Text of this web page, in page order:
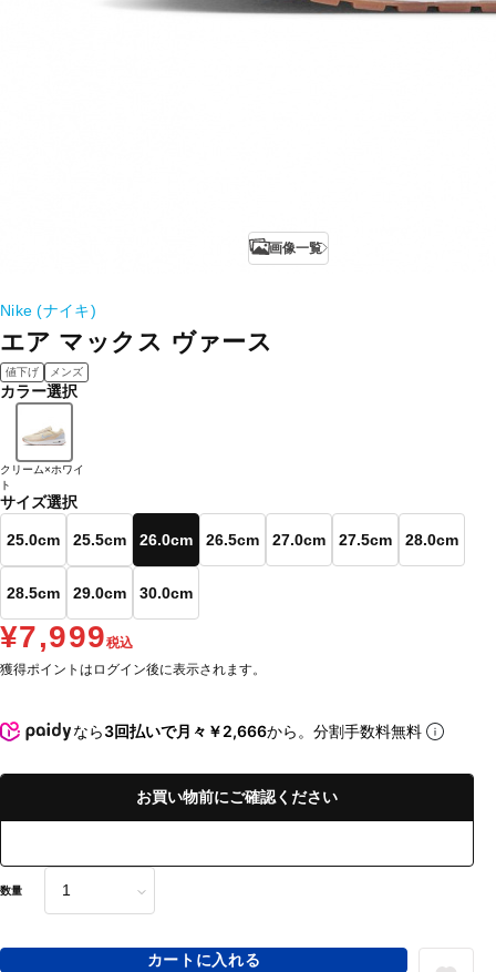
画像一覧
Nike (ナイキ)
エア マックス ヴァース
値下げ メンズ
カラー選択
クリーム×ホワイ
ト
サイズ選択
25.0cm 25.5cm 26.0cm 26.5cm 27.0cm 27.5cm 28.0cm
28.5cm 29.0cm 30.0cm
¥7,999税込
獲得ポイントはログイン後に表示されます。
なら3回払いで月々￥2,666から。分割手数料無料
お買い物前にご確認ください
数量
カートに入れる